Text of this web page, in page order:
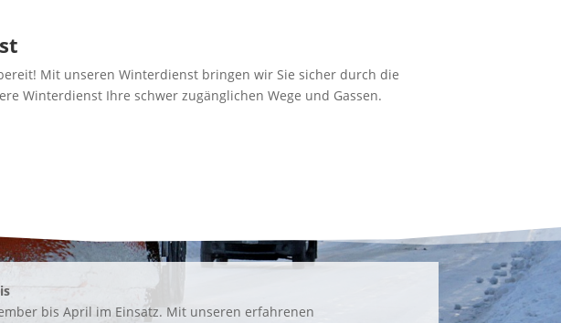
Mit unseren Winterdienst bringen wir Sie sicher durch die
Winterdienst Ihre schwer zugänglichen Wege und Gassen.
bis April im Einsatz. Mit unseren erfahrenen